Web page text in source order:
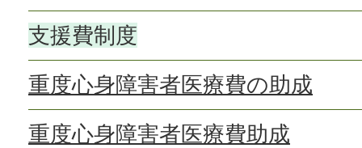
支援費制度
重度心身障害者医療費の助成
重度心身障害者医療費助成